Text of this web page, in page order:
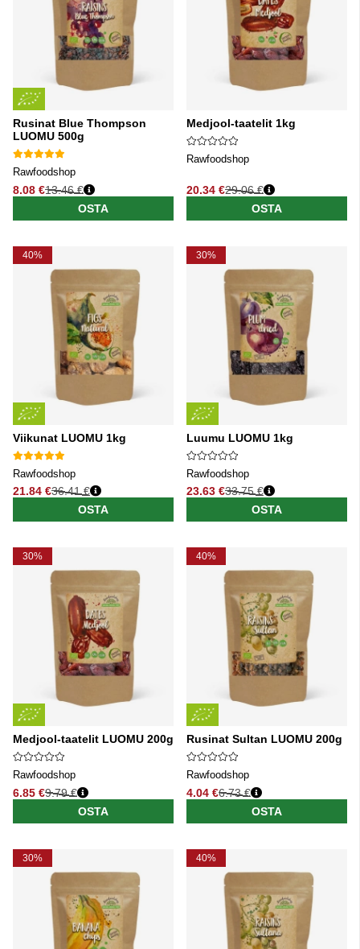
Rusinat Blue Thompson
LUOMU 500g
Rawfoodshop
8.08 €
Normaali hinta
13.46 €
OSTA
Medjool-taatelit 1kg
Rawfoodshop
20.34 €
Normaali hinta
29.06 €
OSTA
40%
Viikunat LUOMU 1kg
Rawfoodshop
21.84 €
Normaali hinta
36.41 €
OSTA
30%
Luumu LUOMU 1kg
Rawfoodshop
23.63 €
Normaali hinta
33.75 €
OSTA
30%
Medjool-taatelit LUOMU 200g
Rawfoodshop
6.85 €
Normaali hinta
9.79 €
OSTA
40%
Rusinat Sultan LUOMU 200g
Rawfoodshop
4.04 €
Normaali hinta
6.73 €
OSTA
30% 40%